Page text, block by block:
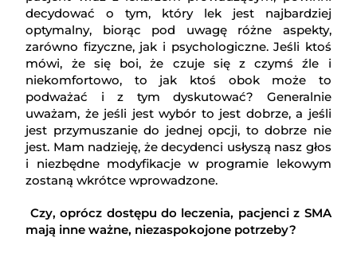
decydować o tym, który lek jest najbardziej
optymalny, biorąc pod uwagę różne aspekty,
zarówno fizyczne, jak i psychologiczne. Jeśli ktoś
mówi, że się boi, że czuje się z czymś źle i
niekomfortowo, to jak ktoś obok może to
podważać i z tym dyskutować? Generalnie
uważam, że jeśli jest wybór to jest dobrze, a jeśli
jest przymuszanie do jednej opcji, to dobrze nie
jest. Mam nadzieję, że decydenci usłyszą nasz głos
i niezbędne modyfikacje w programie lekowym
zostaną wkrótce wprowadzone.
Czy, oprócz dostępu do leczenia, pacjenci z SMA
mają inne ważne, niezaspokojone potrzeby?